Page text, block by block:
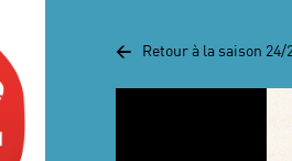
< Retour à la saison 24/